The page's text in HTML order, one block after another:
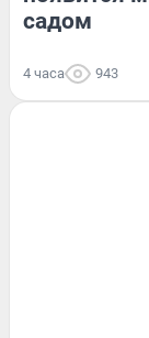
садом
4 часа 943